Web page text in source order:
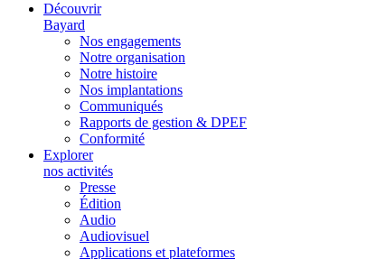
Découvrir
Bayard
Nos engagements
Notre organisation
Notre histoire
Nos implantations
Communiqués
Rapports de gestion & DPEF
Conformité
Explorer
nos activités
Presse
Édition
Audio
Audiovisuel
Applications et plateformes